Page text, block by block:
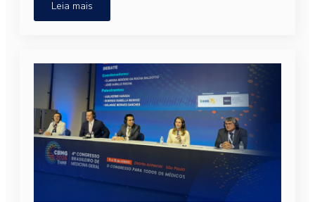
Leia mais